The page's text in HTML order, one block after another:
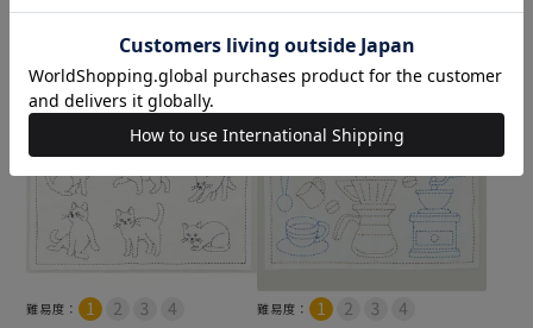
5.00（1）
カートに入れる
5.00（1）
カートに入れる
難易度： 難易度：